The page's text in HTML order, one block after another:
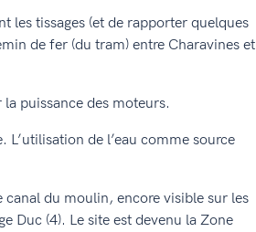
les tissages (et de rapporter quelques
de fer (du tram) entre Charavines et
la puissance des moteurs.
de l’eau comme source
canal du moulin, encore visible sur les
Duc (4). Le site est devenu la Zone